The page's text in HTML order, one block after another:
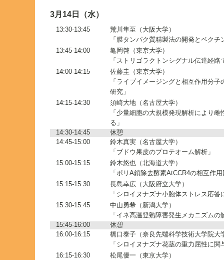
3月14日（水）
13:30-13:45
荒川隼至（大阪大学）
「膜タンパク質精製法の開発とペク
13:45-14:00
亀岡啓（東京大学）
「ストリゴラクトンシグナル伝達経
14:00-14:15
佐藤圭（東京大学）
「ライブイメージングと相互作用分
研究」
14:15-14:30
須崎大地（名古屋大学）
「少量細胞の大規模発現解析により
る」
14:30-14:45
休憩
14:45-15:00
鈴木真実（名古屋大学）
「ブドウ果皮のプロテオーム解析」
15:00-15:15
鈴木悠也（北海道大学）
「ポリA鎖除去酵素AtCCR4の相互作
15:15-15:30
長島幸広（大阪府立大学）
「シロイヌナズナ小胞体ストレス応
15:30-15:45
中山勇希（新潟大学）
「イネ高温登熟障害発生メカニズムの
15:45-16:00
休憩
16:00-16:15
橋口泰子（奈良先端科学技術大学院大
「シロイヌナズナ花茎の重力屈性に
16:15-16:30
松尾優一（東京大学）